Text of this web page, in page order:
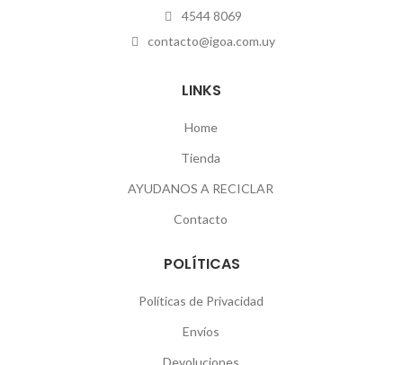
4544 8069
contacto@igoa.com.uy
LINKS
Home
Tienda
AYUDANOS A RECICLAR
Contacto
POLÍTICAS
Políticas de Privacidad
Envíos
Devoluciones